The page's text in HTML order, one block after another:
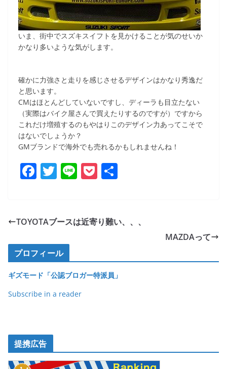
いま、街中でスズキスイフトを見かけることが気のせいか
かなり多いような気がします。
確かに力強さと走りを感じさせるデザインはかなり秀逸だ
と思います。
CMはほとんどしていないですし、ディーラも目立たない
（実際はバイク屋さんで買えたりするのですが）ですから
これだけ増殖するのもやはりこのデザイン力あってこそで
はないでしょうか？
GMブランドで海外でも売れるかもしれませんね！
F
e
o
o
k
T
er
Li P
et
TOYOTAブースは近寄り難い、、、
MAZDAって
プロフィール
ギズモード「公認ブロガー特派員」
Subscribe in a reader
提携広告